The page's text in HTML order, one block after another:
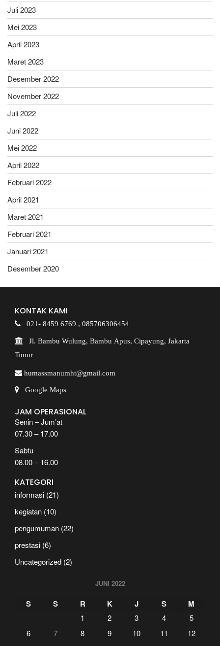
Juli 2023
Mei 2023
April 2023
Maret 2023
Desember 2022
November 2022
Juli 2022
Juni 2022
Mei 2022
April 2022
Februari 2022
April 2021
Maret 2021
Februari 2021
Januari 2021
Desember 2020
KONTAK KAMI
021- 8459 6769 , 085706306454
Jl. Bambu Wulung, Bambu Apus, Cipayung, Jakarta
Timur
humassmanumht@gmail.com
Google Maps
JAM OPERASIONAL
Senin – Jum’at
07.30 – 17.00
Sabtu
08.00 – 16.00
KATEGORI
informasi (21)
kegiatan (10)
pengumuman (22)
prestasi (6)
Uncategorized (2)
JUNI 2022
S S R K J S M
1 2 3 4
5
6
7 8 9 10 11
12